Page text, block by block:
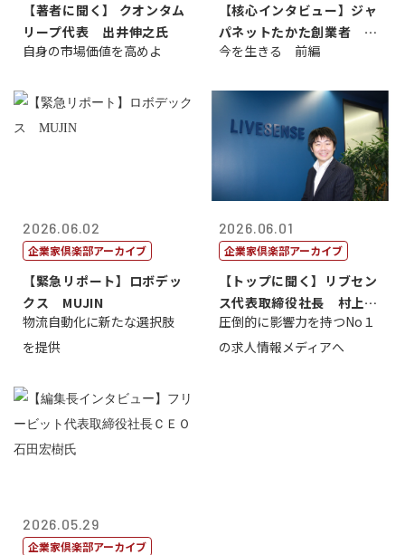
【著者に聞く】 クオンタム
リープ代表 出井伸之氏
自身の市場価値を高めよ
【核心インタビュー】ジャ
パネットたかた創業者 髙
田 明氏
今を生きる 前編
2026.06.02
企業家倶楽部アーカイブ
【緊急リポート】ロボデッ
クス MUJIN
物流自動化に新たな選択肢
を提供
2026.06.01
企業家倶楽部アーカイブ
【トップに聞く】リブセン
ス代表取締役社長 村上太
一 氏
圧倒的に影響力を持つNo１
の求人情報メディアへ
2026.05.29
企業家倶楽部アーカイブ